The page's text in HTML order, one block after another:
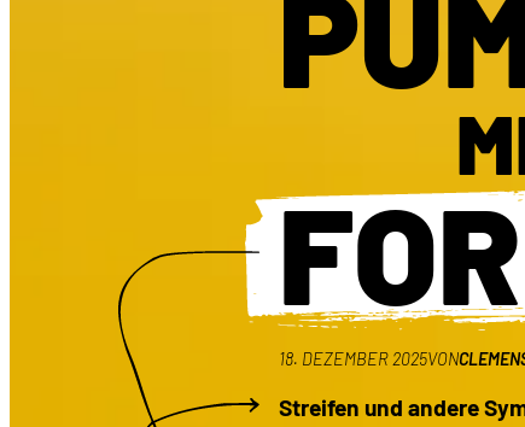
18. DEZEMBER 2025VON
Streifen und andere